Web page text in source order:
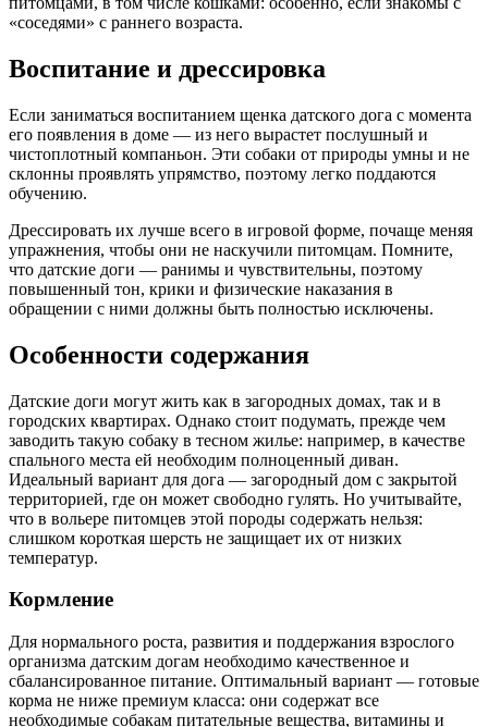
«соседями» с раннего возраста.
Воспитание и дрессировка
Если заниматься воспитанием щенка датского дога с момента
его появления в доме — из него вырастет послушный и
чистоплотный компаньон. Эти собаки от природы умны и не
склонны проявлять упрямство, поэтому легко поддаются
обучению.
Дрессировать их лучше всего в игровой форме, почаще меняя
упражнения, чтобы они не наскучили питомцам. Помните,
что датские доги — ранимы и чувствительны, поэтому
повышенный тон, крики и физические наказания в
обращении с ними должны быть полностью исключены.
Особенности содержания
Датские доги могут жить как в загородных домах, так и в
городских квартирах. Однако стоит подумать, прежде чем
заводить такую собаку в тесном жилье: например, в качестве
спального места ей необходим полноценный диван.
Идеальный вариант для дога — загородный дом с закрытой
территорией, где он может свободно гулять. Но учитывайте,
что в вольере питомцев этой породы содержать нельзя:
слишком короткая шерсть не защищает их от низких
температур.
Кормление
Для нормального роста, развития и поддержания взрослого
организма датским догам необходимо качественное и
сбалансированное питание. Оптимальный вариант — готовые
корма не ниже премиум класса: они содержат все
необходимые собакам питательные вещества, витамины и